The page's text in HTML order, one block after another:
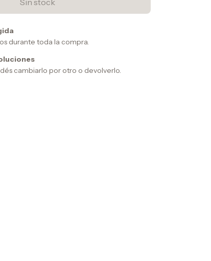
durante toda la compra.
cambiarlo por otro o devolverlo.